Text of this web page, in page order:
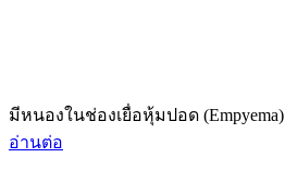
มีหนองในช่องเยื่อหุ้มปอด (Empyema)
อ่านต่อ